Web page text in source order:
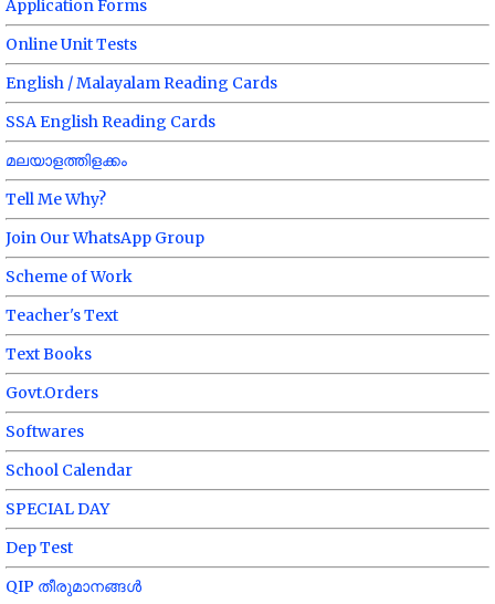
Application Forms
Online Unit Tests
English / Malayalam Reading Cards
SSA English Reading Cards
മലയാളത്തിളക്കം
Tell Me Why?
Join Our WhatsApp Group
Scheme of Work
Teacher's Text
Text Books
Govt.Orders
Softwares
School Calendar
SPECIAL DAY
Dep Test
QIP തീരുമാനങ്ങൾ